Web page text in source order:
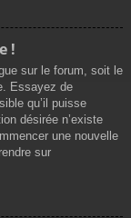
!
sur le forum, soit le
Essayez de
qu’il puisse
désirée n’existe
une nouvelle
sur